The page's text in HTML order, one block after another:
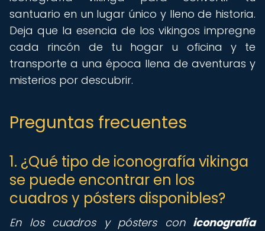
santuario en un lugar único y lleno de historia.
Deja que la esencia de los vikingos impregne
cada rincón de tu hogar u oficina y te
transporte a una época llena de aventuras y
misterios por descubrir.
Preguntas frecuentes
1. ¿Qué tipo de iconografía vikinga
se puede encontrar en los
cuadros y pósters disponibles?
En los cuadros y pósters con iconografía